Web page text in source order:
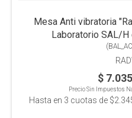
Mesa Anti vibratoria
Laboratorio SAL/
(
$
Precio Sin Impuestos
Hasta en 3 cuotas de